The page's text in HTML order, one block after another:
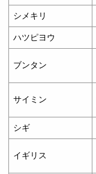
シメキリ
ハツピヨウ
ブンタン
サイミン
シギ
イギリス